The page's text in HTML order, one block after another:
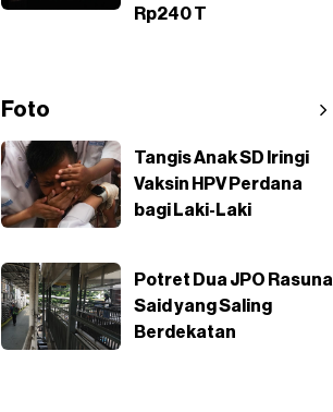
Rp240 T
Foto
Tangis Anak SD Iringi
Vaksin HPV Perdana
bagi Laki-Laki
Potret Dua JPO Rasuna
Said yang Saling
Berdekatan